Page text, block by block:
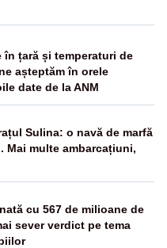
în țară și temperaturi de
așteptăm în orele
date de la ANM
Sulina: o navă de marfă
Mai multe ambarcațiuni,
cu 567 de milioane de
sever verdict pe tema